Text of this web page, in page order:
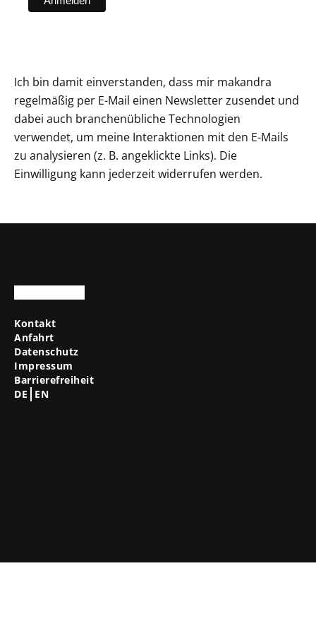
Ich bin damit einverstanden, dass mir makandra
regelmäßig per E-Mail einen Newsletter zusendet und
dabei auch branchenübliche Technologien
verwendet, um meine Interaktionen mit den E-Mails
zu analysieren (z. B. angeklickte Links). Die
Einwilligung kann jederzeit widerrufen werden.
Kontakt
Anfahrt
Datenschutz
Impressum
Barrierefreiheit
DE
EN